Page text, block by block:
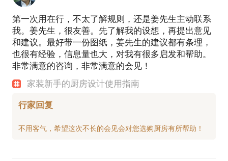
第一次用在行，不太了解规则，还是姜先生主动联系
我。姜先生，很友善。先了解我的设想，再提出意见
和建议。最好带一份图纸，姜先生的建议都有条理，
也很有经验，信息量也大，对我有很多启发和帮助。
非常满意的咨询，非常满意的会见！
家装新手的厨房设计使用指南
行家回复